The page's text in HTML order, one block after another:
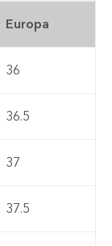
Europa
36
36.5
37
37.5